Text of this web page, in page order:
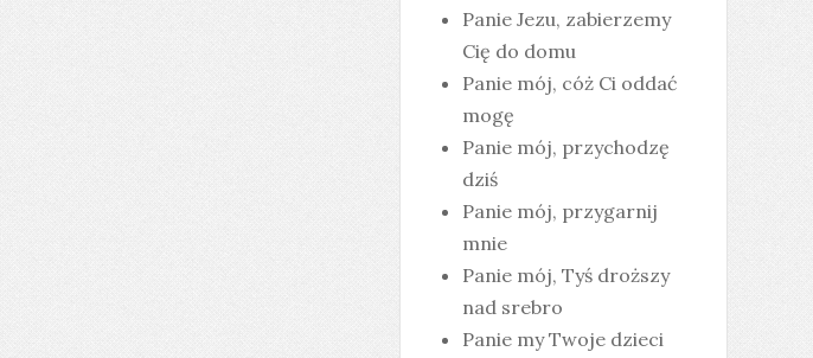
Panie Jezu, zabierzemy
Cię do domu
Panie mój, cóż Ci oddać
mogę
Panie mój, przychodzę
dziś
Panie mój, przygarnij
mnie
Panie mój, Tyś droższy
nad srebro
Panie my Twoje dzieci